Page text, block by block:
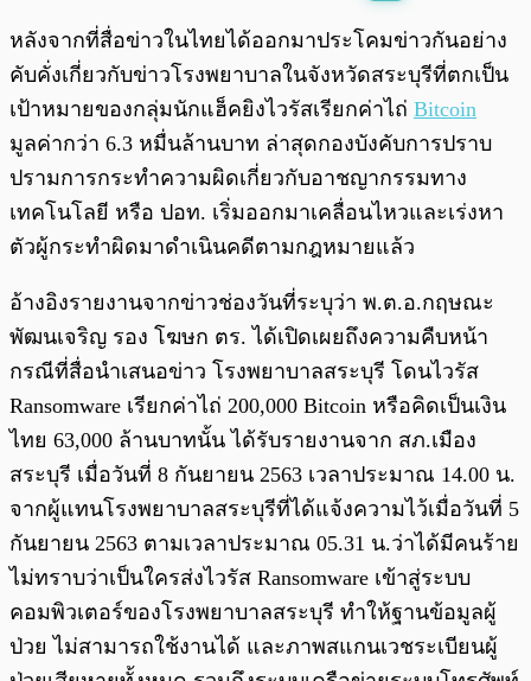
พร้อมเล่น 0:00 /
หลังจากที่สื่อข่าวในไทยได้ออกมาประโคมข่าวกันอย่าง
คับคั่งเกี่ยวกับข่าวโรงพยาบาลในจังหวัดสระบุรีที่ตกเป็น
เป้าหมายของกลุ่มนักแฮ็คยิงไวรัสเรียกค่าไถ่ Bitcoin
มูลค่ากว่า 6.3 หมื่นล้านบาท ล่าสุดกองบังคับการปราบ
ปรามการกระทำความผิดเกี่ยวกับอาชญากรรมทาง
เทคโนโลยี หรือ ปอท. เริ่มออกมาเคลื่อนไหวและเร่งหา
ตัวผู้กระทำผิดมาดำเนินคดีตามกฎหมายแล้ว
อ้างอิงรายงานจากข่าวช่องวันที่ระบุว่า พ.ต.อ.กฤษณะ
พัฒนเจริญ รอง โฆษก ตร. ได้เปิดเผยถึงความคืบหน้า
กรณีที่สื่อนำเสนอข่าว โรงพยาบาลสระบุรี โดนไวรัส
Ransomware เรียกค่าไถ่ 200,000 Bitcoin หรือคิดเป็นเงิน
ไทย 63,000 ล้านบาทนั้น ได้รับรายงานจาก สภ.เมือง
สระบุรี เมื่อวันที่ 8 กันยายน 2563 เวลาประมาณ 14.00 น.
จากผู้แทนโรงพยาบาลสระบุรีที่ได้แจ้งความไว้เมื่อวันที่ 5
กันยายน 2563 ตามเวลาประมาณ 05.31 น.ว่าได้มีคนร้าย
ไม่ทราบว่าเป็นใครส่งไวรัส Ransomware เข้าสู่ระบบ
คอมพิวเตอร์ของโรงพยาบาลสระบุรี ทําให้ฐานข้อมูลผู้
ป่วย ไม่สามารถใช้งานได้ และภาพสแกนเวชระเบียนผู้